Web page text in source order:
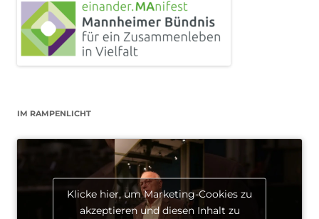
IM RAMPENLICHT
Klicke hier, um Marketing-Cookies zu
akzeptieren und diesen Inhalt zu